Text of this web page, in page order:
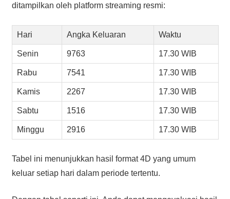
ditampilkan oleh platform streaming resmi:
Hari Angka Keluaran Waktu
Senin 9763 17.30 WIB
Rabu 7541 17.30 WIB
Kamis 2267 17.30 WIB
Sabtu 1516 17.30 WIB
Minggu 2916 17.30 WIB
Tabel ini menunjukkan hasil format 4D yang umum
keluar setiap hari dalam periode tertentu.